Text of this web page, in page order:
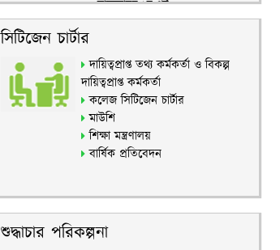
স্নাতকোত্তর ১ম পর্ব
স্নাতকোত্তর শেষ পর্ব
সিটিজেন চার্টার
দায়িত্বপ্রাপ্ত তথ্য কর্মকর্তা ও বিকল্প
দায়িত্বপ্রাপ্ত কর্মকর্তা
কলেজ সিটিজেন চার্টার
মাউশি
শিক্ষা মন্ত্রণালয়
বার্ষিক প্রতিবেদন
শুদ্ধাচার পরিকল্পনা